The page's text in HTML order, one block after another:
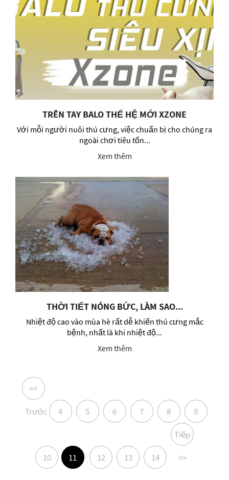
TRÊN TAY BALO THẾ HỆ MỚI XZONE
Với mỗi người nuôi thú cưng, việc chuẩn bị cho chúng ra
ngoài chơi tiêu tốn...
Xem thêm
THỜI TIẾT NÓNG BỨC, LÀM SAO...
Nhiệt độ cao vào mùa hè rất dễ khiến thú cưng mắc
bệnh, nhất là khi nhiệt độ...
Xem thêm
<<
Trước 4 5 6 7 8 9
10 11 12 13 14
Tiếp
>>